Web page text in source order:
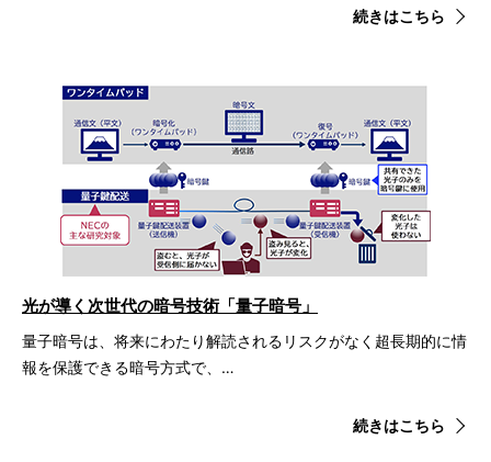
続きはこちら
量子暗号は、将来にわたり解読されるリスクがなく超長期的に情
報を保護できる暗号方式で、…
続きはこちら
光が導く次世代の暗号技術「量子暗号」